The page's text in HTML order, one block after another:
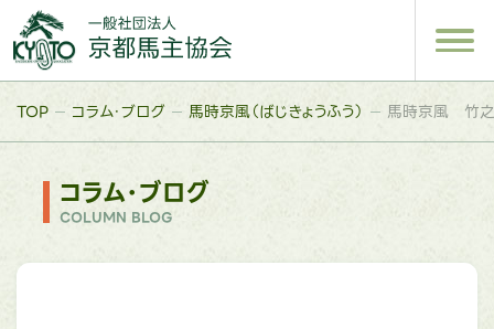
TOP コラム・ブログ 馬時京風（ばじきょうふう） 馬時京風 竹之
コラム・ブログ
COLUMN BLOG